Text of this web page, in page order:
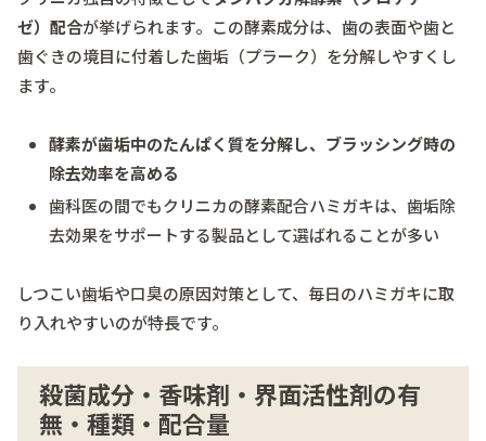
ゼ）配合が挙げられます。この酵素成分は、歯の表面や歯と
歯ぐきの境目に付着した歯垢（プラーク）を分解しやすくし
ます。
酵素が歯垢中のたんぱく質を分解し、ブラッシング時の
除去効率を高める
歯科医の間でもクリニカの酵素配合ハミガキは、歯垢除
去効果をサポートする製品として選ばれることが多い
しつこい歯垢や口臭の原因対策として、毎日のハミガキに取
り入れやすいのが特長です。
殺菌成分・香味剤・界面活性剤の有
無・種類・配合量